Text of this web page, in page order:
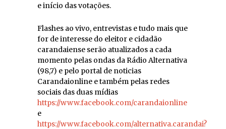
e início das votações.
Flashes ao vivo, entrevistas e tudo mais que
for de interesse do eleitor e cidadão
carandaiense serão atualizados a cada
momento pelas ondas da Rádio Alternativa
(98,7) e pelo portal de noticias
Carandaionline e também pelas redes
sociais das duas mídias
https://www.facebook.com/carandaionline
e
https://www.facebook.com/alternativa.carandai?